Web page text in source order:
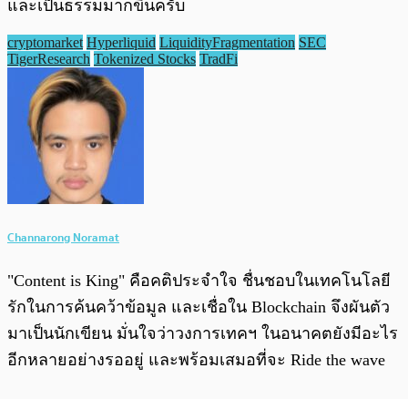
และเป็นธรรมมากขึ้นครับ
cryptomarket Hyperliquid LiquidityFragmentation SEC
TigerResearch Tokenized Stocks TradFi
Channarong Noramat
"Content is King" คือคติประจำใจ ชื่นชอบในเทคโนโลยี
รักในการค้นคว้าข้อมูล และเชื่อใน Blockchain จึงผันตัว
มาเป็นนักเขียน มั่นใจว่าวงการเทคฯ ในอนาคตยังมีอะไร
อีกหลายอย่างรออยู่ และพร้อมเสมอที่จะ Ride the wave